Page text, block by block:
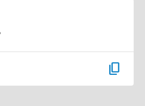
content_copy